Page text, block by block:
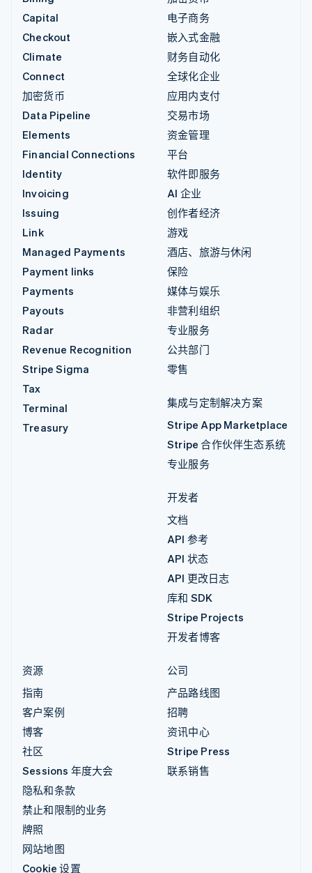
Capital
Checkout
Climate
Connect
加密货币
Data Pipeline
Elements
Financial Connections
Identity
Invoicing
Issuing
Link
Managed Payments
Payment links
Payments
Payouts
Radar
Revenue Recognition
Stripe Sigma
Tax
Terminal
Treasury
电子商务
嵌入式金融
财务自动化
全球化企业
应用内支付
交易市场
资金管理
平台
软件即服务
AI 企业
创作者经济
游戏
酒店、旅游与休闲
保险
媒体与娱乐
非营利组织
专业服务
公共部门
零售
集成与定制解决方案
Stripe App Marketplace
Stripe 合作伙伴生态系统
专业服务
开发者
文档
API 参考
API 状态
API 更改日志
库和 SDK
Stripe Projects
开发者博客
资源
指南
客户案例
博客
社区
Sessions 年度大会
隐私和条款
禁止和限制的业务
牌照
网站地图
Cookie 设置
公司
产品路线图
招聘
资讯中心
Stripe Press
联系销售